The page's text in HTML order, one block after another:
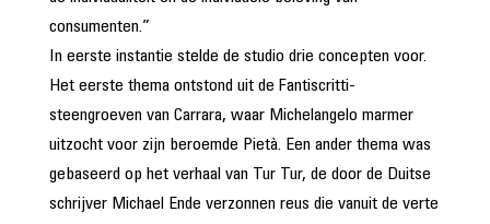
consumenten.”
In eerste instantie stelde de studio drie concepten voor.
Het eerste thema ontstond uit de Fantiscritti-
steengroeven van Carrara, waar Michelangelo marmer
uitzocht voor zijn beroemde Pietà. Een ander thema was
gebaseerd op het verhaal van Tur Tur, de door de Duitse
schrijver Michael Ende verzonnen reus die vanuit de verte